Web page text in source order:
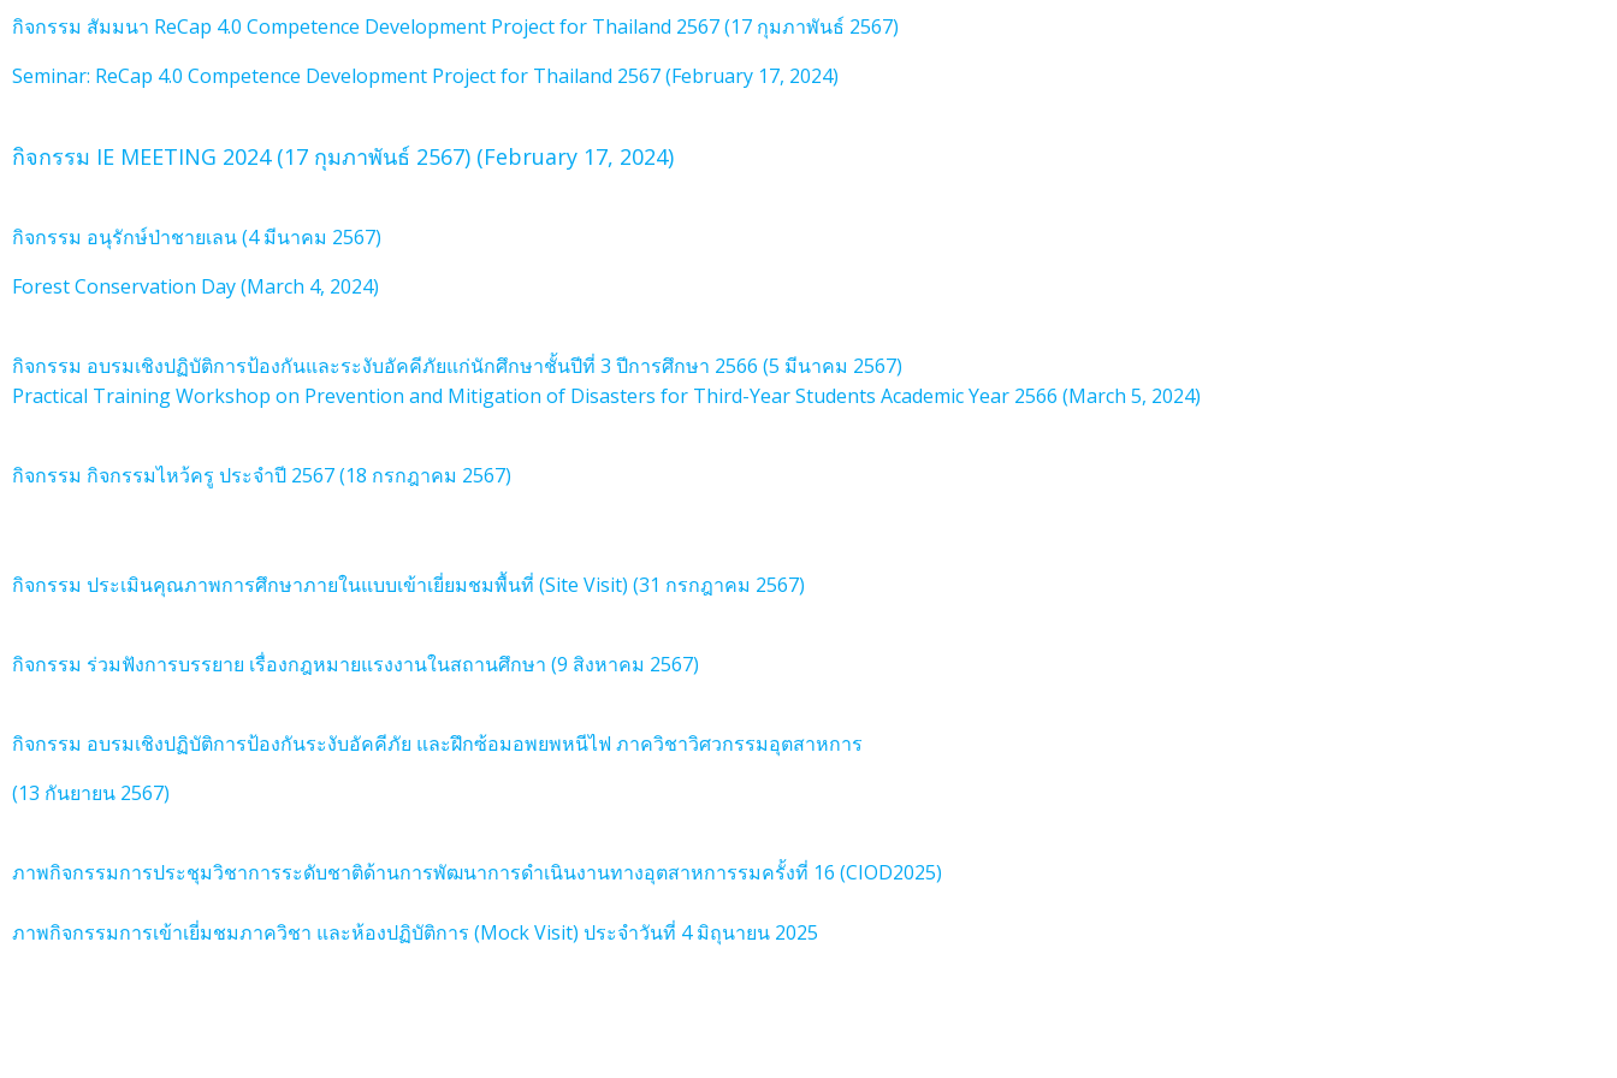
Industrial Engineering Kmutnb
กิจกรรม สัมมนา ReCap 4.0 Competence Development Project for Thailand 2567 (17 กุมภาพันธ์ 2567)
Seminar: ReCap 4.0 Competence Development Project for Thailand 2567 (February 17, 2024)
กิจกรรม IE MEETING 2024 (17 กุมภาพันธ์ 2567) (February 17, 2024)
กิจกรรม อนุรักษ์ป่าชายเลน (4 มีนาคม 2567)
Forest Conservation Day (March 4, 2024)
กิจกรรม อบรมเชิงปฏิบัติการป้องกันและระงับอัคคีภัยแก่นักศึกษาชั้นปีที่ 3 ปีการศึกษา 2566 (5 มีนาคม 2567)
Practical Training Workshop on Prevention and Mitigation of Disasters for Third-Year Students Academic Year 2566 (March 5, 2024)
กิจกรรม กิจกรรมไหว้ครู ประจำปี 2567 (18 กรกฎาคม 2567)
กิจกรรม ประเมินคุณภาพการศึกษาภายในแบบเข้าเยี่ยมชมพื้นที่ (Site Visit) (31 กรกฎาคม 2567)
กิจกรรม ร่วมฟังการบรรยาย เรื่องกฎหมายแรงงานในสถานศึกษา (9 สิงหาคม 2567)
กิจกรรม อบรมเชิงปฏิบัติการป้องกันระงับอัคคีภัย และฝึกซ้อมอพยพหนีไฟ ภาควิชาวิศวกรรมอุตสาหการ
(13 กันยายน 2567)
ภาพกิจกรรมการประชุมวิชาการระดับชาติด้านการพัฒนาการดำเนินงานทางอุตสาหการรมครั้งที่ 16 (CIOD2025)
ภาพกิจกรรมการเข้าเยี่มชมภาควิชา และห้องปฏิบัติการ (Mock Visit) ประจำวันที่ 4 มิถุนายน 2025